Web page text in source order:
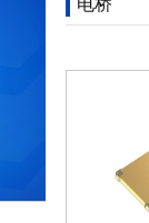
电桥